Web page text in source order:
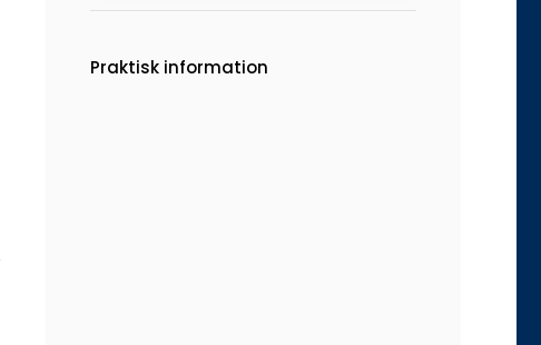
Praktisk information